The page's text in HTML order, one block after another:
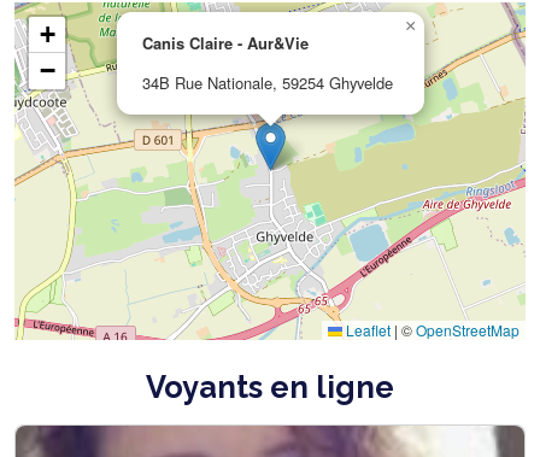
Canis Claire - Aur&Vie
34B Rue Nationale, 59254 Ghyvelde
×
+
−
Leaflet | ©OpenStreetMap
Voyants en ligne